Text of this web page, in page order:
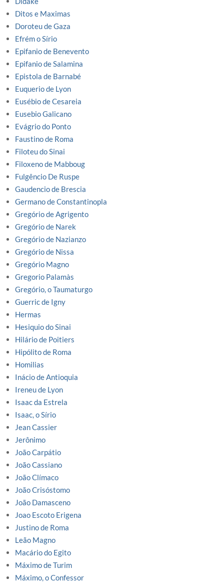
Ditos e Maximas
Doroteu de Gaza
Efrém o Sírio
Epifanio de Benevento
Epifanio de Salamina
Epistola de Barnabé
Euquerio de Lyon
Eusébio de Cesareia
Eusebio Galicano
Evágrio do Ponto
Faustino de Roma
Filoteu do Sinai
Filoxeno de Mabboug
Fulgêncio De Ruspe
Gaudencio de Brescia
Germano de Constantinopla
Gregório de Agrigento
Gregório de Narek
Gregório de Nazianzo
Gregório de Nissa
Gregório Magno
Gregorio Palamàs
Gregório, o Taumaturgo
Guerric de Igny
Hermas
Hesiquio do Sinai
Hilário de Poitiers
Hipólito de Roma
Homilias
Inácio de Antioquia
Ireneu de Lyon
Isaac da Estrela
Isaac, o Sírio
Jean Cassier
Jerônimo
João Carpátio
João Cassiano
João Clímaco
João Crisóstomo
João Damasceno
Joao Escoto Erigena
Justino de Roma
Leão Magno
Macário do Egito
Máximo de Turim
Máximo, o Confessor